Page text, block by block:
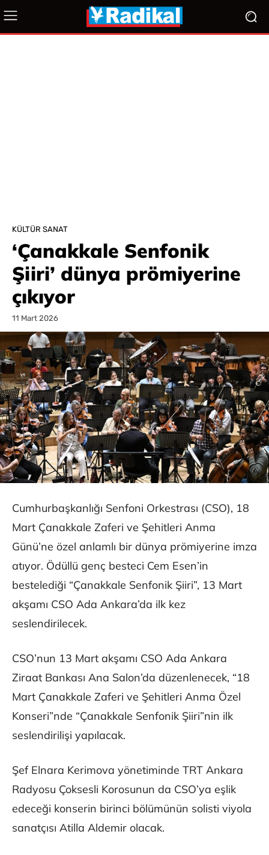
KÜLTÜR SANAT
‘Çanakkale Senfonik
Şiiri’ dünya prömiyerine
çıkıyor
11 Mart 2026
Cumhurbaşkanlığı Senfoni Orkestrası (CSO), 18
Mart Çanakkale Zaferi ve Şehitleri Anma
Günü’ne özel anlamlı bir dünya prömiyerine imza
atıyor. Ödüllü genç besteci Cem Esen’in
bestelediği “Çanakkale Senfonik Şiiri”, 13 Mart
akşamı CSO Ada Ankara’da ilk kez
seslendirilecek.
CSO’nun 13 Mart akşamı CSO Ada Ankara
Ziraat Bankası Ana Salon’da düzenlenecek, “18
Mart Çanakkale Zaferi ve Şehitleri Anma Özel
Konseri”nde “Çanakkale Senfonik Şiiri”nin ilk
seslendirilişi yapılacak.
Şef Elnara Kerimova yönetiminde TRT Ankara
Radyosu Çoksesli Korosunun da CSO’ya eşlik
edeceği konserin birinci bölümünün solisti viyola
sanatçısı Atilla Aldemir olacak.